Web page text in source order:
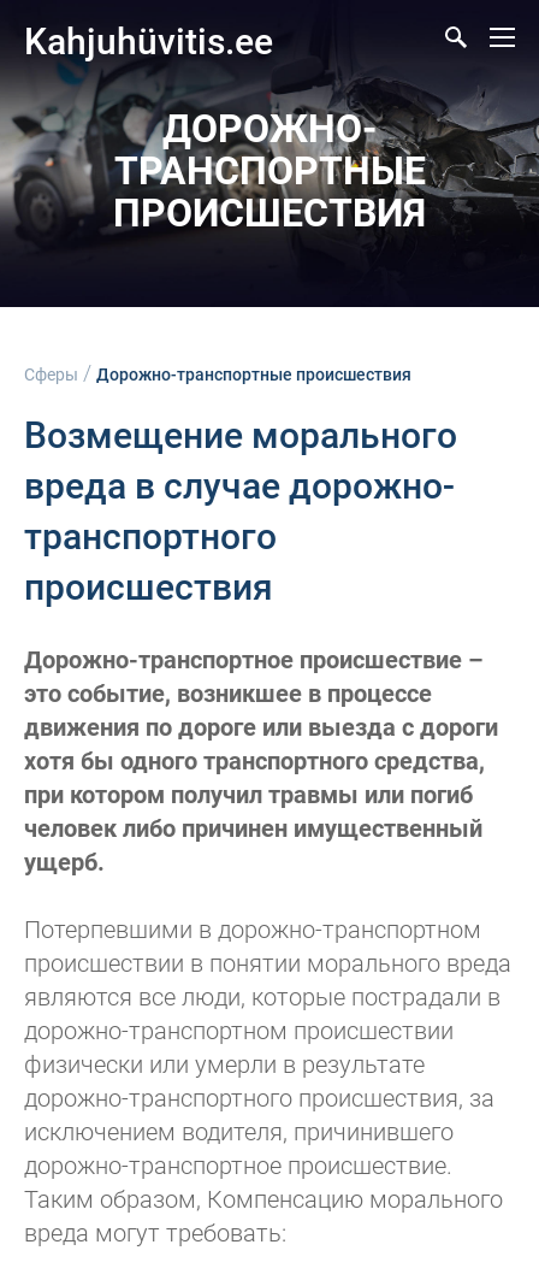
Kahjuhüvitis.ee
ДОРОЖНО-
ТРАНСПОРТНЫЕ
ПРОИСШЕСТВИЯ
Сферы / Дорожно-транспортные происшествия
Возмещение морального
вреда в случае дорожно-
транспортного
происшествия
Дорожно-транспортное происшествие –
это событие, возникшее в процессе
движения по дороге или выезда с дороги
хотя бы одного транспортного средства,
при котором получил травмы или погиб
человек либо причинен имущественный
ущерб.
Потерпевшими в дорожно-транспортном
происшествии в понятии морального вреда
являются все люди, которые пострадали в
дорожно-транспортном происшествии
физически или умерли в результате
дорожно-транспортного происшествия, за
исключением водителя, причинившего
дорожно-транспортное происшествие.
Таким образом, Компенсацию морального
вреда могут требовать: